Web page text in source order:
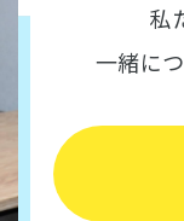
私
一緒に